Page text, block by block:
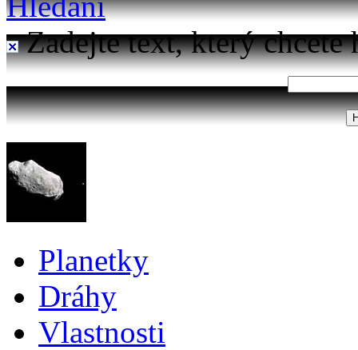
Zadejte text, který chcete
Planetky
Dráhy
Vlastnosti